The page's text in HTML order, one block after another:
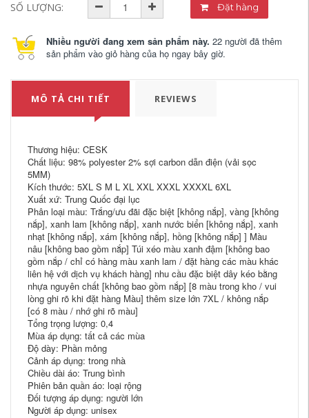
SỐ LƯỢNG: Đặt hàng
Nhiều người đang xem sản phẩm này. 22 người đã thêm
sản phẩm vào giỏ hàng của họ ngay bây giờ.
MÔ TẢ CHI TIẾT REVIEWS
Thương hiệu: CESK
Chất liệu: 98% polyester 2% sợi carbon dẫn điện (vải sọc
5MM)
Kích thước: 5XL S M L XL XXL XXXL XXXXL 6XL
Xuất xứ: Trung Quốc đại lục
Phân loại màu: Trắng/ưu đãi đặc biệt [không nắp], vàng [không
nắp], xanh lam [không nắp], xanh nước biển [không nắp], xanh
nhạt [không nắp], xám [không nắp], hồng [không nắp] ] Màu
nâu [không bao gồm nắp] Túi xéo màu xanh đậm [không bao
gồm nắp / chỉ có hàng màu xanh lam / đặt hàng các màu khác
liên hệ với dịch vụ khách hàng] nhu cầu đặc biệt dây kéo bằng
nhựa nguyên chất [không bao gồm nắp] [8 màu trong kho / vui
lòng ghi rõ khi đặt hàng Màu] thêm size lớn 7XL / không nắp
[có 8 màu / nhớ ghi rõ màu]
Tổng trọng lượng: 0,4
Mùa áp dụng: tất cả các mùa
Độ dày: Phần mỏng
Cảnh áp dụng: trong nhà
Chiều dài áo: Trung bình
Phiên bản quần áo: loại rộng
Đối tượng áp dụng: người lớn
Người áp dụng: unisex